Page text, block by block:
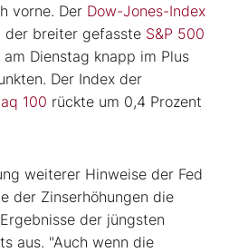
vorne. Der Dow-Jones-Index
der breiter gefasste S&P 500
Dienstag knapp im Plus
Der Index der
100 rückte um 0,4 Prozent
weiterer Hinweise der Fed
der Zinserhöhungen die
der jüngsten
aus. "Auch wenn die